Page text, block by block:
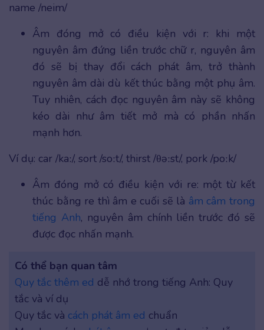
name /neim/
Âm đóng mở có điều kiện với r: khi một
nguyên âm đứng liền trước chữ r, nguyên âm
đó sẽ bị thay đổi cách phát âm, trở thành
nguyên âm dài dù kết thúc bằng một phụ âm.
Tuy nhiên, cách đọc nguyên âm này sẽ không
kéo dài như âm tiết mở mà có phần nhấn
mạnh hơn.
Ví dụ: car /kaː/, sort /soːt/, thirst /θəːst/, pork /poːk/
Âm đóng mở có điều kiện với re: một từ kết
thúc bằng re thì âm e cuối sẽ là âm câm trong
tiếng Anh, nguyên âm chính liền trước đó sẽ
được đọc nhấn mạnh.
Có thể bạn quan tâm
Quy tắc thêm ed dễ nhớ trong tiếng Anh: Quy
tắc và ví dụ
Quy tắc và cách phát âm ed chuẩn